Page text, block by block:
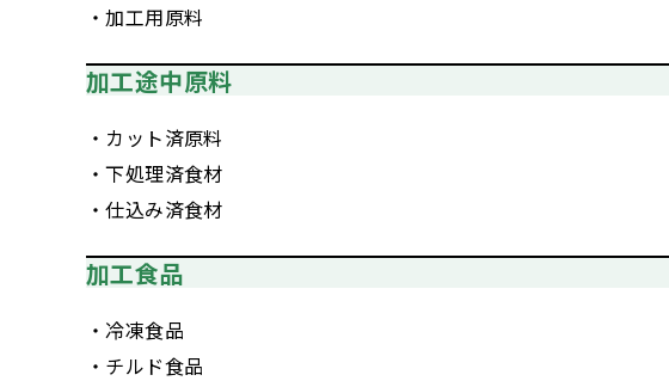
・加工用原料
加工途中原料
・カット済原料
・下処理済食材
・仕込み済食材
加工食品
・冷凍食品
・チルド食品